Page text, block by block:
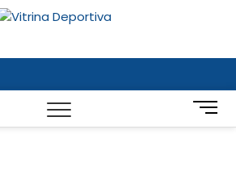
INTERNACIONAL
B
o